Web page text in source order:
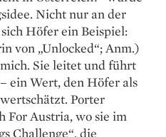
Nicht nur an der
Höfer ein Beispiel:
von „Un­locked“; Anm.)
Sie leitet und führt
ein Wert, den Höfer als
Porter
For Austria, wo sie im
Challenge“, die